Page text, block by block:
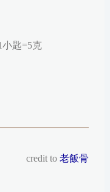
小匙=5克
credit to 老飯骨